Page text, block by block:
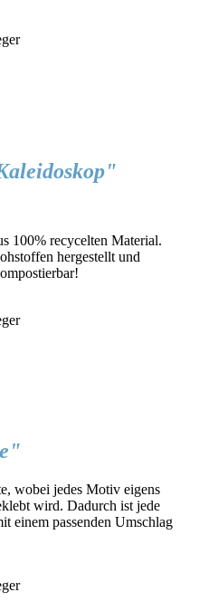
100% recycelten Material.
hergestellt und
wobei jedes Motiv eigens
wird. Dadurch ist jede
einem passenden Umschlag